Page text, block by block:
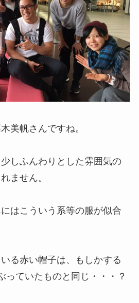
美帆さんですね。
しふんわりとした雰囲気の
ません。
はこういう系等の服が似合
る赤い帽子は、もしかする
っていたものと同じ・・・？